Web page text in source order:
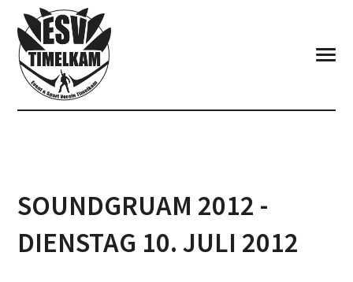
Wir haben schon eine ERSATZBAND! Laßt euch überraschen! " />
Wir haben schon eine ERSATZBAND! Laßt euch überraschen! ">
SOUNDGRUAM 2012 -
DIENSTAG 10. JULI 2012